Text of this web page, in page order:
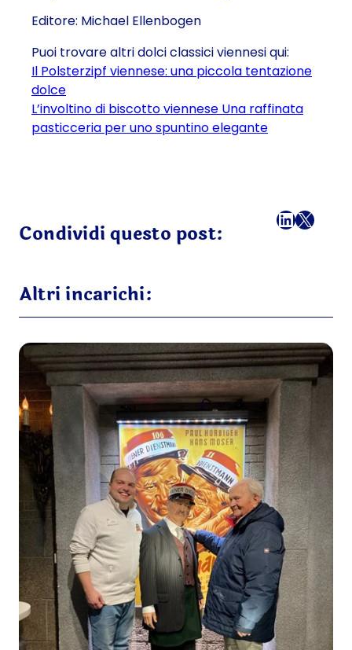
Editore: Michael Ellenbogen
Puoi trovare altri dolci classici viennesi qui:
Il Polsterzipf viennese: una piccola tentazione
dolce
L’involtino di biscotto viennese Una raffinata
pasticceria per uno spuntino elegante
Condividi questo post:
Facebook
LinkedIn
X
Altri incarichi: